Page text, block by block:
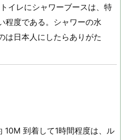
イレにシャワーブースは、特
程度である。シャワーの水
は日本人にしたらありがた
到着して1時間程度は、ル